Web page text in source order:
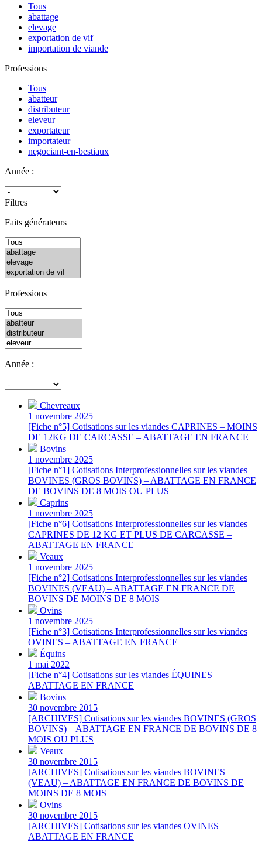
Tous
abattage
elevage
exportation de vif
importation de viande
Professions
Tous
abatteur
distributeur
eleveur
exportateur
importateur
negociant-en-bestiaux
Année :
Filtres
Faits générateurs
Professions
Année :
Chevreaux
1 novembre 2025
[Fiche n°5] Cotisations sur les viandes CAPRINES – MOINS
DE 12KG DE CARCASSE – ABATTAGE EN FRANCE
Bovins
1 novembre 2025
[Fiche n°1] Cotisations Interprofessionnelles sur les viandes
BOVINES (GROS BOVINS) – ABATTAGE EN FRANCE
DE BOVINS DE 8 MOIS OU PLUS
Caprins
1 novembre 2025
[Fiche n°6] Cotisations Interprofessionnelles sur les viandes
CAPRINES DE 12 KG ET PLUS DE CARCASSE –
ABATTAGE EN FRANCE
Veaux
1 novembre 2025
[Fiche n°2] Cotisations Interprofessionnelles sur les viandes
BOVINES (VEAU) – ABATTAGE EN FRANCE DE
BOVINS DE MOINS DE 8 MOIS
Ovins
1 novembre 2025
[Fiche n°3] Cotisations Interprofessionnelles sur les viandes
OVINES – ABATTAGE EN FRANCE
Équins
1 mai 2022
[Fiche n°4] Cotisations sur les viandes ÉQUINES –
ABATTAGE EN FRANCE
Bovins
30 novembre 2015
[ARCHIVES] Cotisations sur les viandes BOVINES (GROS
BOVINS) – ABATTAGE EN FRANCE DE BOVINS DE 8
MOIS OU PLUS
Veaux
30 novembre 2015
[ARCHIVES] Cotisations sur les viandes BOVINES
(VEAU) – ABATTAGE EN FRANCE DE BOVINS DE
MOINS DE 8 MOIS
Ovins
30 novembre 2015
[ARCHIVES] Cotisations sur les viandes OVINES –
ABATTAGE EN FRANCE